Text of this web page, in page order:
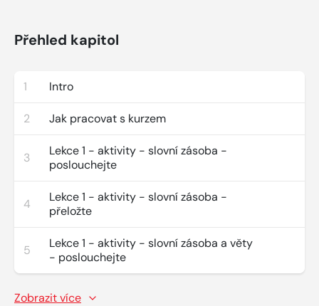
Přehled kapitol
1 Intro
2 Jak pracovat s kurzem
3
Lekce 1 - aktivity - slovní zásoba -
poslouchejte
4
Lekce 1 - aktivity - slovní zásoba -
přeložte
5
Lekce 1 - aktivity - slovní zásoba a věty
- poslouchejte
Zobrazit více